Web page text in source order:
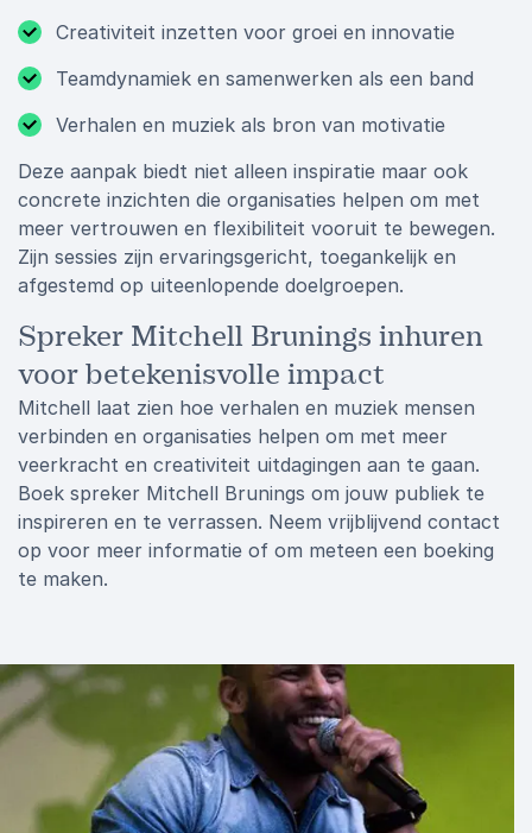
Creativiteit inzetten voor groei en innovatie
Teamdynamiek en samenwerken als een band
Verhalen en muziek als bron van motivatie
Deze aanpak biedt niet alleen inspiratie maar ook
concrete inzichten die organisaties helpen om met
meer vertrouwen en flexibiliteit vooruit te bewegen.
Zijn sessies zijn ervaringsgericht, toegankelijk en
afgestemd op uiteenlopende doelgroepen.
Spreker Mitchell Brunings inhuren
voor betekenisvolle impact
Mitchell laat zien hoe verhalen en muziek mensen
verbinden en organisaties helpen om met meer
veerkracht en creativiteit uitdagingen aan te gaan.
Boek spreker Mitchell Brunings om jouw publiek te
inspireren en te verrassen. Neem vrijblijvend contact
op voor meer informatie of om meteen een boeking
te maken.